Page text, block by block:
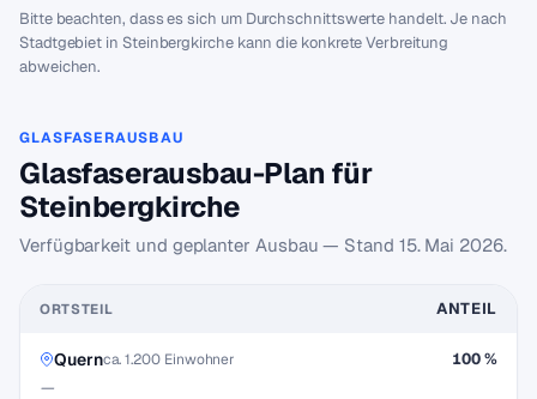
Bitte beachten, dass es sich um Durchschnittswerte handelt. Je nach
Stadtgebiet in Steinbergkirche kann die konkrete Verbreitung
abweichen.
GLASFASERAUSBAU
Glasfaserausbau-Plan für
Steinbergkirche
Verfügbarkeit und geplanter Ausbau — Stand 15. Mai 2026.
ORTSTEIL ANTEIL
Quernca. 1.200 Einwohner
—
100 %